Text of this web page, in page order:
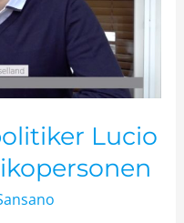
Lucio